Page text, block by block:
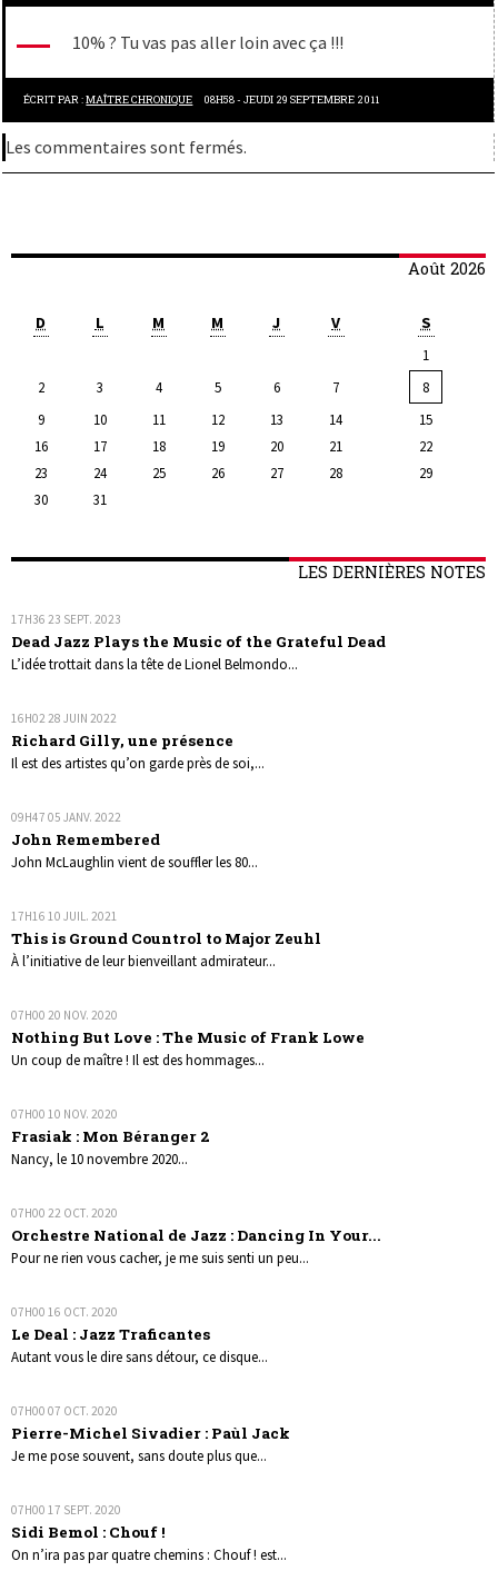
Août 2026
D L M M J V S
1
2
3 4 5 6 7
8
9
10 11 12 13 14
15
16
17 18 19 20 21
22
23
24 25 26 27 28
29
30
31
LES DERNIÈRES NOTES
17H36 23 SEPT. 2023
Dead Jazz Plays the Music of the Grateful Dead
L’idée trottait dans la tête de Lionel Belmondo...
16H02 28 JUIN 2022
Richard Gilly, une présence
Il est des artistes qu’on garde près de soi,...
09H47 05 JANV. 2022
John Remembered
John McLaughlin vient de souffler les 80...
17H16 10 JUIL. 2021
This is Ground Countrol to Major Zeuhl
À l’initiative de leur bienveillant admirateur...
07H00 20 NOV. 2020
Nothing But Love : The Music of Frank Lowe
Un coup de maître ! Il est des hommages...
07H00 10 NOV. 2020
Frasiak : Mon Béranger 2
Nancy, le 10 novembre 2020...
07H00 22 OCT. 2020
Orchestre National de Jazz : Dancing In Your...
Pour ne rien vous cacher, je me suis senti un peu...
07H00 16 OCT. 2020
Le Deal : Jazz Traficantes
Autant vous le dire sans détour, ce disque...
07H00 07 OCT. 2020
Pierre-Michel Sivadier : Paùl Jack
Je me pose souvent, sans doute plus que...
07H00 17 SEPT. 2020
Sidi Bemol : Chouf !
On n’ira pas par quatre chemins : Chouf ! est...
10% ? Tu vas pas aller loin avec ça !!!
ÉCRIT PAR :MAÎTRE CHRONIQUE 08H58-JEUDI 29 SEPTEMBRE 2011
Les commentaires sont fermés.